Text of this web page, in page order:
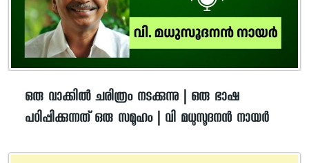
ഒരു വാക്കിൽ ചരിത്രം നടക്കുന്നു | ഒരു ഭാഷ
പഠിപ്പിക്കുന്നത് ഒരു സമൂഹം | വി മധുസൂദനൻ നായർ